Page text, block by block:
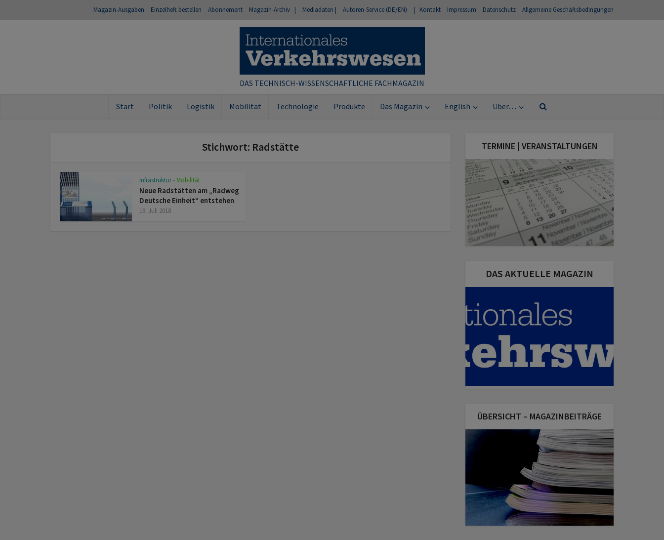
Magazin-Ausgaben Einzelheft bestellen Abonnement Magazin-Archiv | Mediadaten | Autoren-Service (DE/EN) | Kontakt Impressum Datenschutz Allgemeine Geschäftsbedingungen
DAS TECHNISCH-WISSENSCHAFTLICHE FACHMAGAZIN
Start Politik Logistik Mobilität Technologie Produkte Das Magazin English Über…
Stichwort: Radstätte
Infrastruktur • Mobilität
Neue Radstätten am „Radweg
Deutsche Einheit“ entstehen
19. Juli 2018
TERMINE | VERANSTALTUNGEN
DAS AKTUELLE MAGAZIN
ÜBERSICHT – MAGAZINBEITRÄGE